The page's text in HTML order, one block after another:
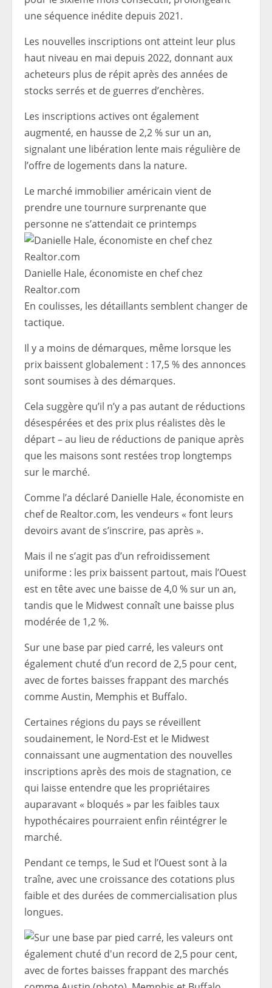
une séquence inédite depuis 2021.
Les nouvelles inscriptions ont atteint leur plus
haut niveau en mai depuis 2022, donnant aux
acheteurs plus de répit après des années de
stocks serrés et de guerres d’enchères.
Les inscriptions actives ont également
augmenté, en hausse de 2,2 % sur un an,
signalant une libération lente mais régulière de
l’offre de logements dans la nature.
Le marché immobilier américain vient de
prendre une tournure surprenante que
personne ne s’attendait ce printemps
Danielle Hale, économiste en chef chez
Realtor.com
En coulisses, les détaillants semblent changer de
tactique.
Il y a moins de démarques, même lorsque les
prix baissent globalement : 17,5 % des annonces
sont soumises à des démarques.
Cela suggère qu’il n’y a pas autant de réductions
désespérées et des prix plus réalistes dès le
départ – au lieu de réductions de panique après
que les maisons sont restées trop longtemps
sur le marché.
Comme l’a déclaré Danielle Hale, économiste en
chef de Realtor.com, les vendeurs « font leurs
devoirs avant de s’inscrire, pas après ».
Mais il ne s’agit pas d’un refroidissement
uniforme : les prix baissent partout, mais l’Ouest
est en tête avec une baisse de 4,0 % sur un an,
tandis que le Midwest connaît une baisse plus
modérée de 1,2 %.
Sur une base par pied carré, les valeurs ont
également chuté d’un record de 2,5 pour cent,
avec de fortes baisses frappant des marchés
comme Austin, Memphis et Buffalo.
Certaines régions du pays se réveillent
soudainement, le Nord-Est et le Midwest
connaissant une augmentation des nouvelles
inscriptions après des mois de stagnation, ce
qui laisse entendre que les propriétaires
auparavant « bloqués » par les faibles taux
hypothécaires pourraient enfin réintégrer le
marché.
Pendant ce temps, le Sud et l’Ouest sont à la
traîne, avec une croissance des cotations plus
faible et des durées de commercialisation plus
longues.